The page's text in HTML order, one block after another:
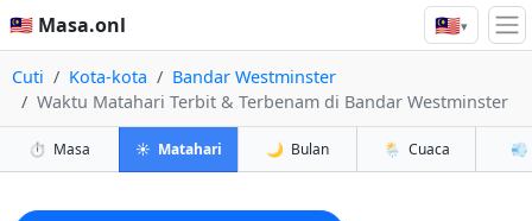
🇲🇾 Masa.onl 🇲🇾▾
Cuti Kota-kota
Bandar Westminster
Waktu Matahari Terbit & Terbenam di Bandar Westminster
⏱️ Masa ☀️ Matahari 🌙 Bulan 🌦️ Cuaca 💨